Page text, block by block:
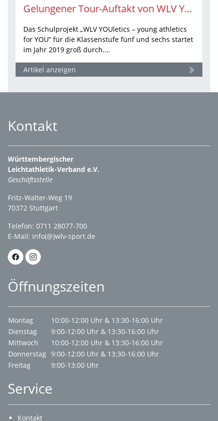
Gelungener Tour-Auftakt von WLV YOUletics 2019
Das Schulprojekt „WLV YOUletics – young athletics
for YOU” für die Klassenstufe fünf und sechs startet
im Jahr 2019 groß durch.…
Artikel anzeigen
Kontakt
Württembergischer
Leichtathletik-Verband e.V.
Geschäftsstelle
Fritz-Walter-Weg 19
70372 Stuttgart
Telefon: 0711 28077-700
E-Mail: info(@)wlv-sport.de
Öffnungszeiten
Montag
10:00-12:00 Uhr & 13:30-16:00 Uhr
Dienstag
9:00-12:00 Uhr & 13:30-16:00 Uhr
Mittwoch
10:00-12:00 Uhr & 13:30-16:00 Uhr
Donnerstag 9:00-12:00 Uhr & 13:30-16:00 Uhr
Freitag
9:00-13:00 Uhr
Service
Kontakt